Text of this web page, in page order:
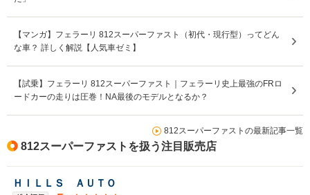
【マンガ】フェラーリ 812スーパーファスト（初代・現行型）ってどん
な車？ 詳しく解説【人気車ゼミ】
【試乗】フェラーリ 812スーパーファスト｜フェラーリ史上最強のFRロ
ードカーの走りは圧巻！NA最後のモデルとなるか？
812スーパーファストの最新記事一覧
812スーパーファストを扱う注目販売店
ＨＩＬＬＳ ＡＵＴＯ